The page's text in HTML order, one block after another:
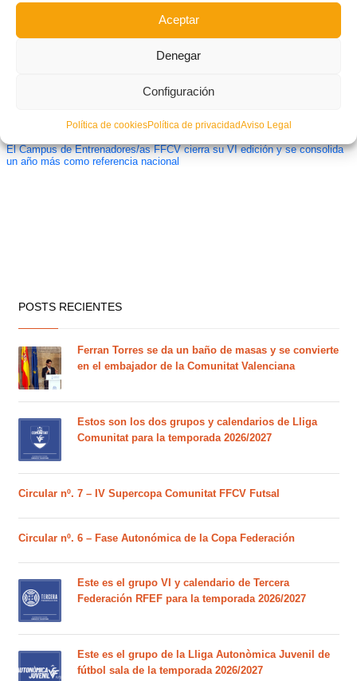
Aceptar
Denegar
Configuración
Política de cookiesPolítica de privacidadAviso Legal
El Campus de Entrenadores/as FFCV cierra su VI edición y se consolida
un año más como referencia nacional
POSTS RECIENTES
Ferran Torres se da un baño de masas y se convierte
en el embajador de la Comunitat Valenciana
Estos son los dos grupos y calendarios de Lliga
Comunitat para la temporada 2026/2027
Circular nº. 7 – IV Supercopa Comunitat FFCV Futsal
Circular nº. 6 – Fase Autonómica de la Copa Federación
Este es el grupo VI y calendario de Tercera
Federación RFEF para la temporada 2026/2027
Este es el grupo de la Lliga Autonòmica Juvenil de
fútbol sala de la temporada 2026/2027